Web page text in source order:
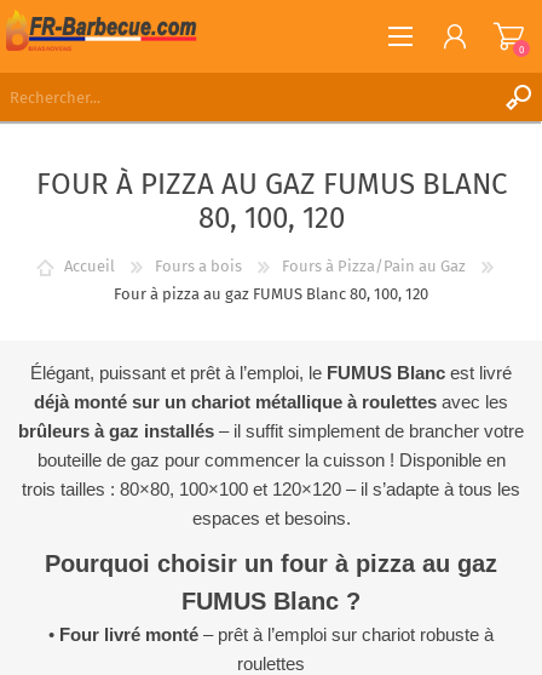
CONNEXION
0
FOUR À PIZZA AU GAZ FUMUS BLANC
80, 100, 120
Accueil Fours a bois
Fours à Pizza/Pain au Gaz
Four à pizza au gaz FUMUS Blanc 80, 100, 120
Élégant, puissant et prêt à l’emploi, le FUMUS Blanc est livré
déjà monté sur un chariot métallique à roulettes avec les
brûleurs à gaz installés – il suffit simplement de brancher votre
bouteille de gaz pour commencer la cuisson ! Disponible en
trois tailles : 80×80, 100×100 et 120×120 – il s’adapte à tous les
espaces et besoins.
Pourquoi choisir un four à pizza au gaz
FUMUS Blanc ?
• Four livré monté – prêt à l’emploi sur chariot robuste à
roulettes